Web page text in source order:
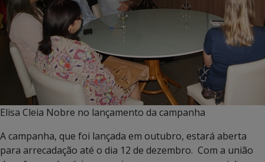
Elisa Cleia Nobre no lançamento da campanha
A campanha, que foi lançada em outubro, estará aberta
para arrecadação até o dia 12 de dezembro. Com a união